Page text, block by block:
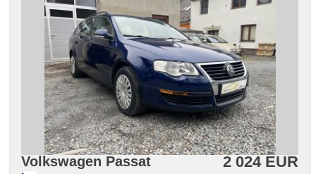
Volkswagen Passat 2 024 EUR